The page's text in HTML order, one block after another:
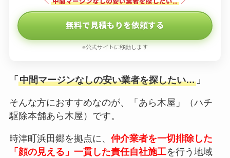
無料で見積もりを依頼する
※公式サイトに移動します
「 中間マージンなしの安い業者を探したい…」
そんな方におすすめなのが、「あら木屋」（ハチ
駆除本舗あら木屋）です。
時津町浜田郷を拠点に、 仲介業者を一切排除した
「顔の見える」一貫した責任自社施工を行う地域